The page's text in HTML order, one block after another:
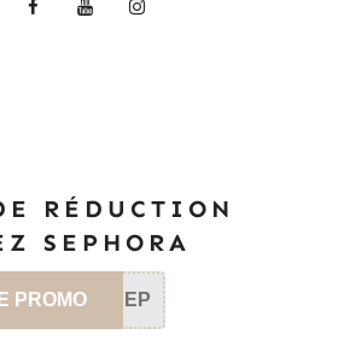
RÉDUCTION
SEPHORA
PROMO SEP